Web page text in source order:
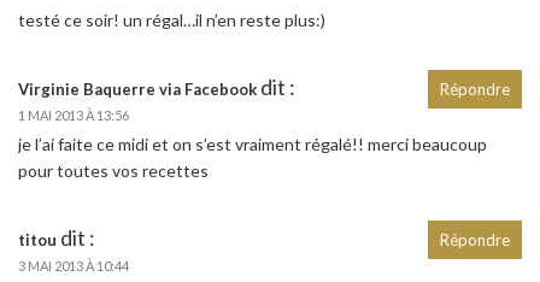
testé ce soir! un régal…il n’en reste plus:)
Virginie Baquerre via Facebook dit :
1 MAI 2013 À 13:56
je l’ai faite ce midi et on s’est vraiment régalé!! merci beaucoup
pour toutes vos recettes
Répondre
titou dit :
3 MAI 2013 À 10:44
Répondre